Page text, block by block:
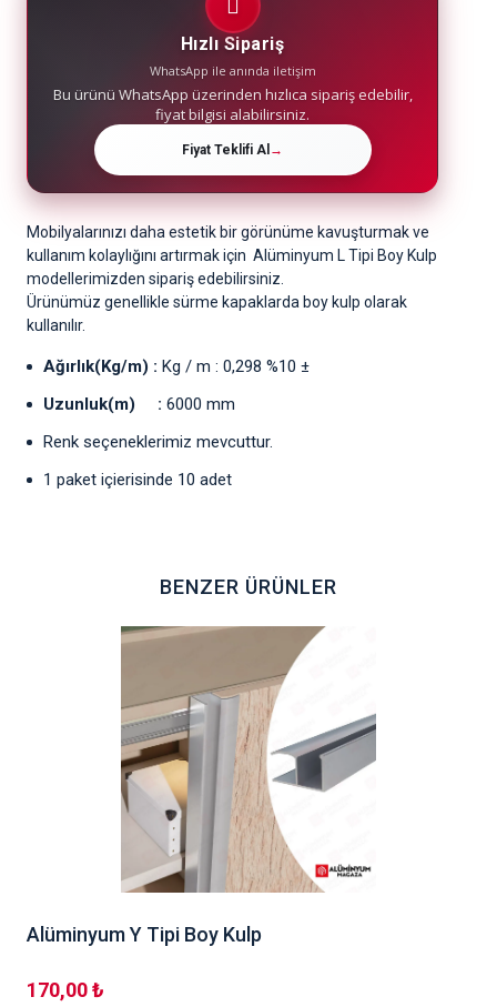
Hızlı Sipariş
WhatsApp ile anında iletişim
Bu ürünü WhatsApp üzerinden hızlıca sipariş edebilir,
fiyat bilgisi alabilirsiniz.
Fiyat Teklifi Al →
Mobilyalarınızı daha estetik bir görünüme kavuşturmak ve
kullanım kolaylığını artırmak için Alüminyum L Tipi Boy Kulp
modellerimizden sipariş edebilirsiniz.
Ürünümüz genellikle sürme kapaklarda boy kulp olarak
kullanılır.
Ağırlık(Kg/m) : Kg / m : 0,298 %10 ±
Uzunluk(m) : 6000 mm
Renk seçeneklerimiz mevcuttur.
1 paket içierisinde 10 adet
BENZER ÜRÜNLER
Alüminyum Y Tipi Boy Kulp
170,00 ₺